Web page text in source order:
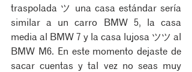
traspolada ツ una casa estándar sería
similar a un carro BMW 5, la casa
media al BMW 7 y la casa lujosa ツツ al
BMW M6. En este momento dejaste de
sacar cuentas y tal vez no seas muy